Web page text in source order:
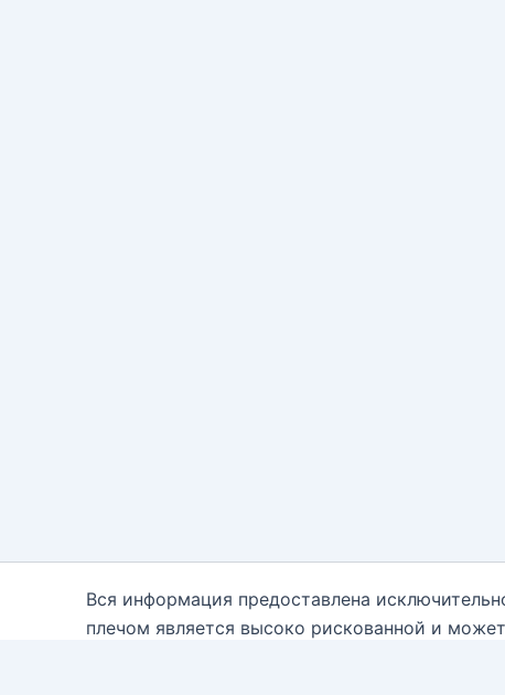
Вся информация предоставлена
плечом является высоко рискованной и